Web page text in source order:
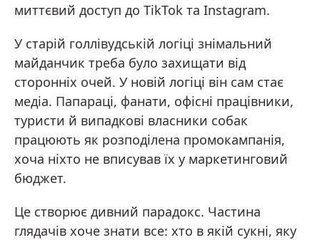
миттєвий доступ до TikTok та Instagram.
У старій голлівудській логіці знімальний
майданчик треба було захищати від
сторонніх очей. У новій логіці він сам стає
медіа. Папараці, фанати, офісні працівники,
туристи й випадкові власники собак
працюють як розподілена промокампанія,
хоча ніхто не вписував їх у маркетинговий
бюджет.
Це створює дивний парадокс. Частина
глядачів хоче знати все: хто в якій сукні, яку